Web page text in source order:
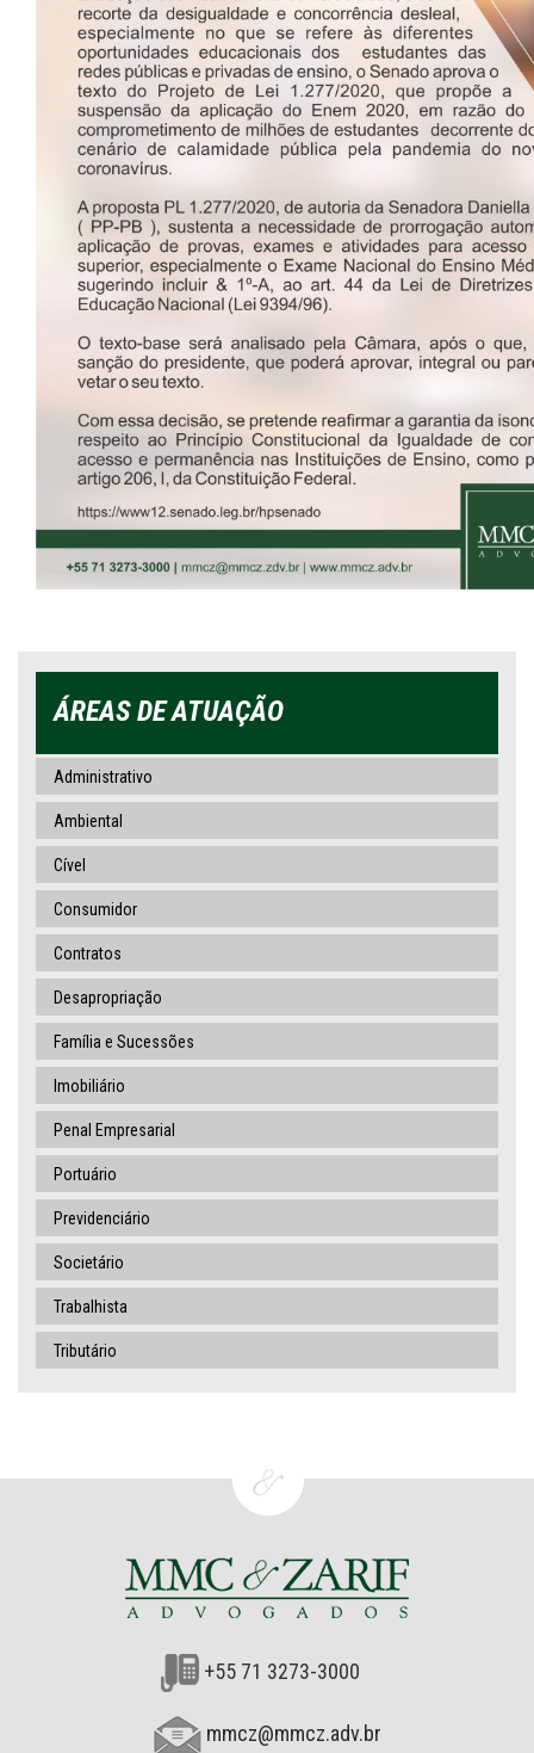
ÁREAS DE ATUAÇÃO
Administrativo
Ambiental
Cível
Consumidor
Contratos
Desapropriação
Família e Sucessões
Imobiliário
Penal Empresarial
Portuário
Previdenciário
Societário
Trabalhista
Tributário
+55 71 3273-3000
mmcz@mmcz.adv.br